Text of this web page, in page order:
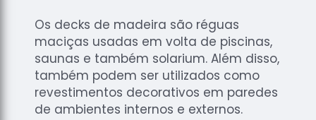
de Tacos
de
Madeiras
Raspagens
de Pisos
Tacos de
Os decks de madeira são réguas
maciças usadas em volta de piscinas,
saunas e também solarium. Além disso,
também podem ser utilizados como
revestimentos decorativos em paredes
de ambientes internos e externos.